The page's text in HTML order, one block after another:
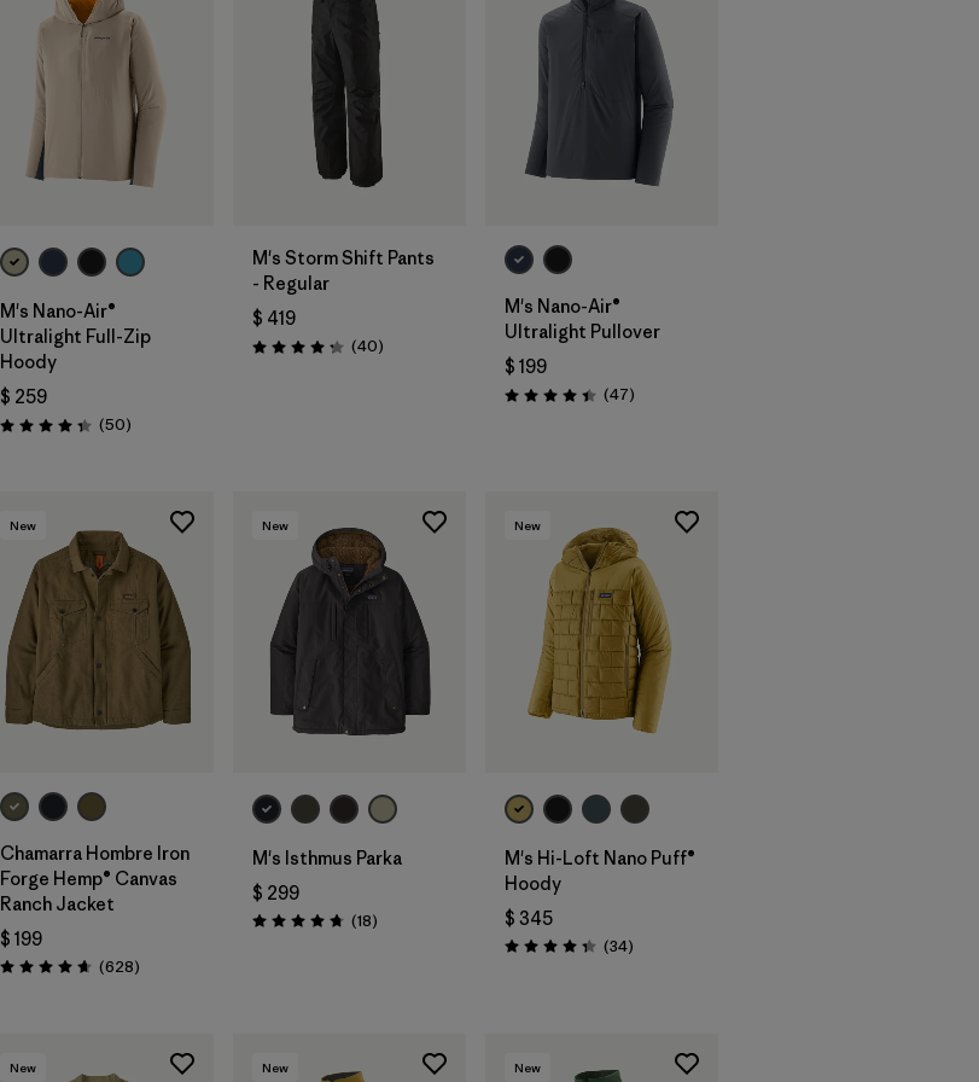
M's Nano-Air®
Ultralight Full-Zip
Hoody
$ 259
Valoración: 4.3 / 5
(50Comentarios
)
M's Storm Shift Pants
- Regular
$ 419
Valoración: 4.3 / 5
(40Comentarios
)
M's Nano-Air®
Ultralight Pullover
$ 199
Valoración: 4.4 / 5
(47Comentarios
)
New
Chamarra Hombre Iron
Forge Hemp® Canvas
Ranch Jacket
$ 199
Valoración: 4.7 / 5
(628Comentarios
)
New
M's Isthmus Parka
$ 299
Valoración: 4.7 / 5
(18Comentarios
)
New
M's Hi-Loft Nano Puff®
Hoody
$ 345
Valoración: 4.3 / 5
(34Comentarios
)
New New New